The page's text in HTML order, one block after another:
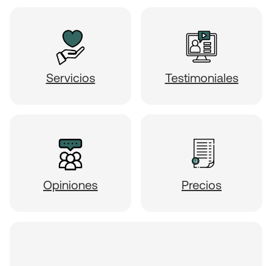
Servicios Testimoniales
Opiniones Precios